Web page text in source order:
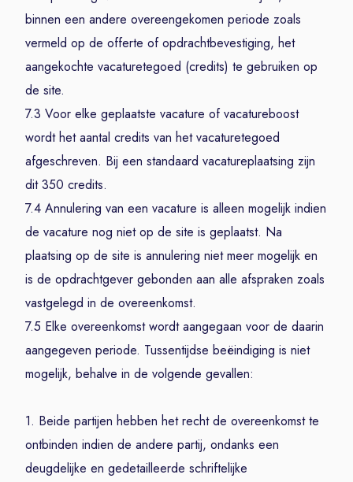
binnen een andere overeengekomen periode zoals
vermeld op de offerte of opdrachtbevestiging, het
aangekochte vacaturetegoed (credits) te gebruiken op
de site.
7.3 Voor elke geplaatste vacature of vacatureboost
wordt het aantal credits van het vacaturetegoed
afgeschreven. Bij een standaard vacatureplaatsing zijn
dit 350 credits.
7.4 Annulering van een vacature is alleen mogelijk indien
de vacature nog niet op de site is geplaatst. Na
plaatsing op de site is annulering niet meer mogelijk en
is de opdrachtgever gebonden aan alle afspraken zoals
vastgelegd in de overeenkomst.
7.5 Elke overeenkomst wordt aangegaan voor de daarin
aangegeven periode. Tussentijdse beëindiging is niet
mogelijk, behalve in de volgende gevallen:
1. Beide partijen hebben het recht de overeenkomst te
ontbinden indien de andere partij, ondanks een
deugdelijke en gedetailleerde schriftelijke